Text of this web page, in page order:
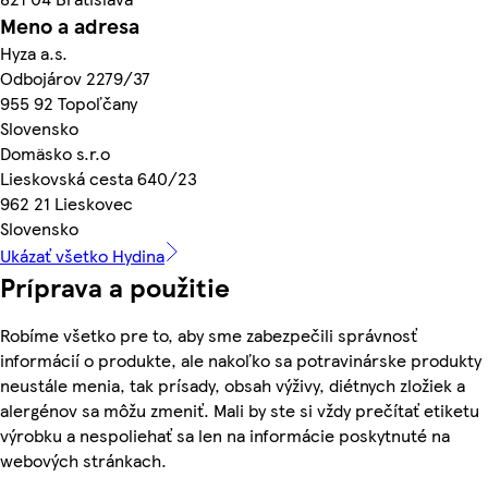
Meno a adresa
Hyza a.s.
Odbojárov 2279/37
955 92 Topoľčany
Slovensko
Domäsko s.r.o
Lieskovská cesta 640/23
962 21 Lieskovec
Slovensko
Ukázať všetko Hydina
Príprava a použitie
Robíme všetko pre to, aby sme zabezpečili správnosť
informácií o produkte, ale nakoľko sa potravinárske produkty
neustále menia, tak prísady, obsah výživy, diétnych zložiek a
alergénov sa môžu zmeniť. Mali by ste si vždy prečítať etiketu
výrobku a nespoliehať sa len na informácie poskytnuté na
webových stránkach.